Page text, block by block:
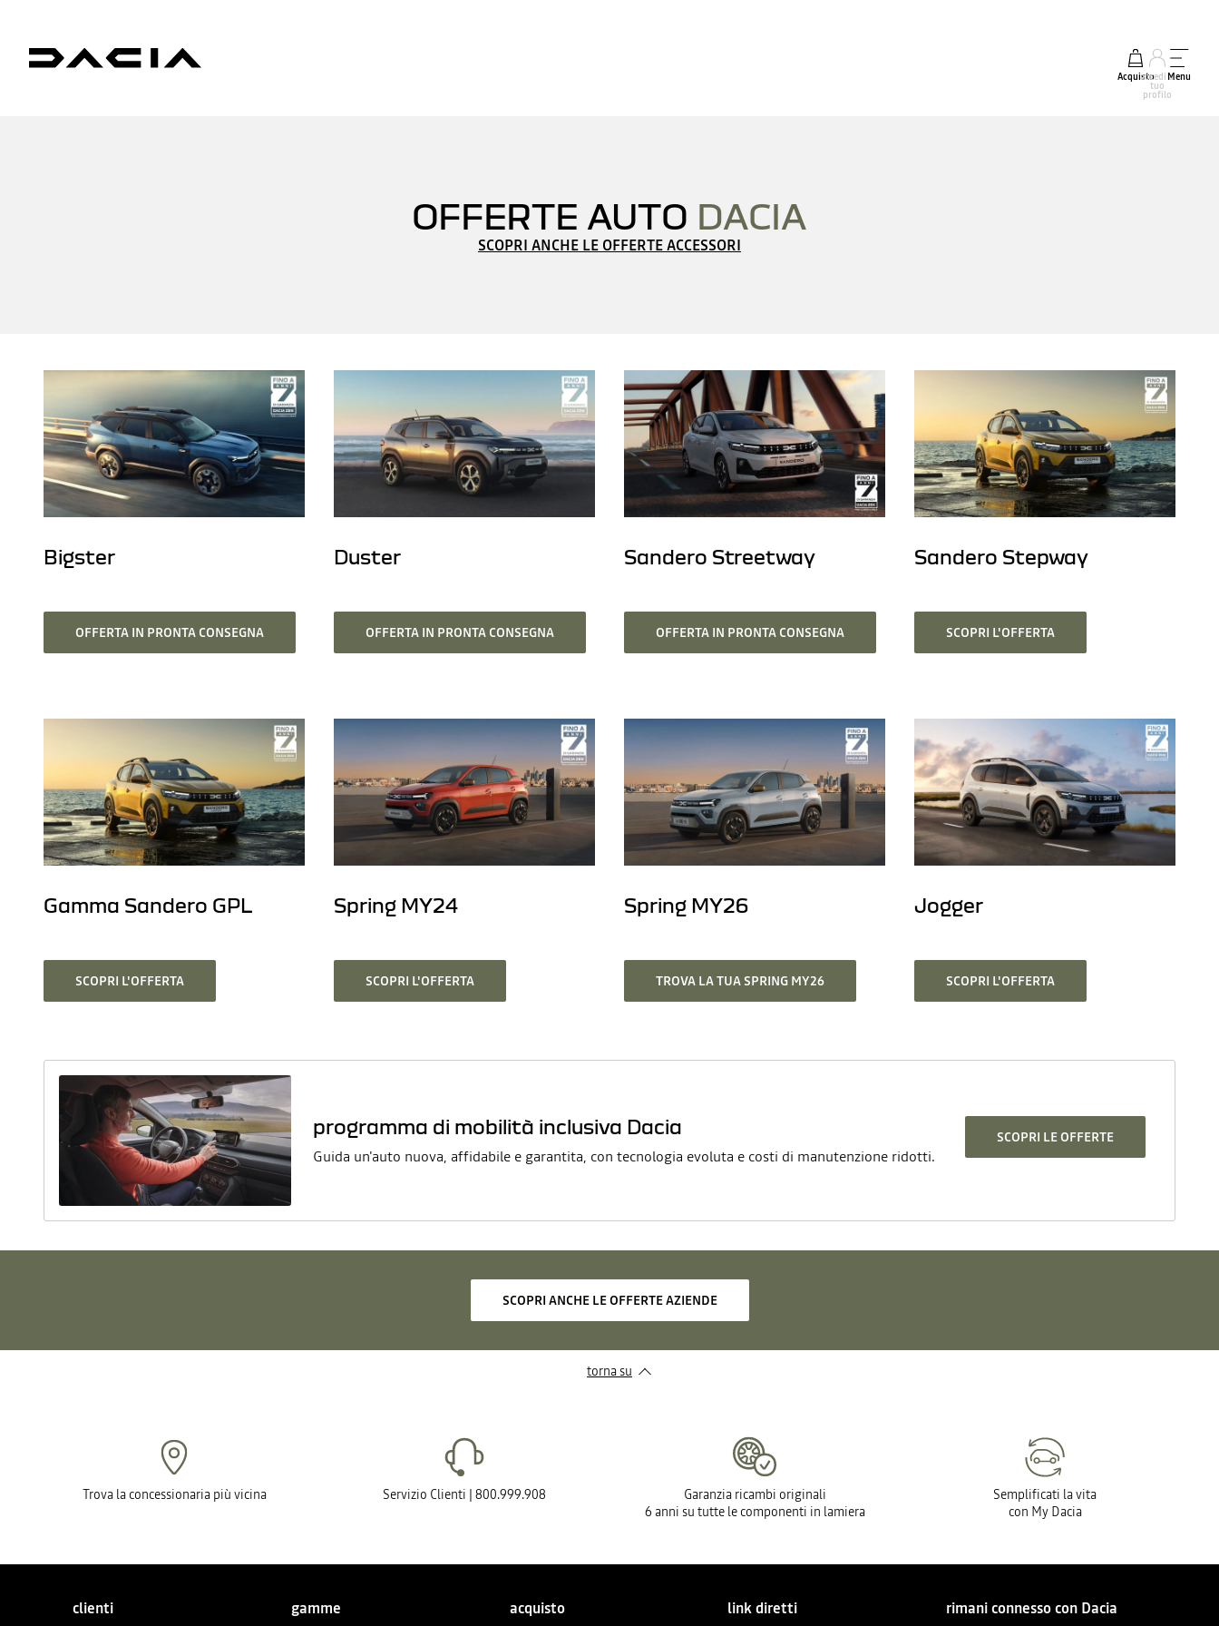
Acquistoaccedi al
tuo
profilo
Menu
OFFERTE AUTO DACIA
SCOPRI ANCHE LE OFFERTE ACCESSORI
Bigster
OFFERTA IN PRONTA CONSEGNA
Duster
OFFERTA IN PRONTA CONSEGNA
Sandero Streetway
OFFERTA IN PRONTA CONSEGNA
Sandero Stepway
SCOPRI L'OFFERTA
Gamma Sandero GPL
SCOPRI L'OFFERTA
Spring MY24
SCOPRI L'OFFERTA
Spring MY26
TROVA LA TUA SPRING MY26
Jogger
SCOPRI L'OFFERTA
programma di mobilità inclusiva Dacia
Guida un'auto nuova, affidabile e garantita, con tecnologia evoluta e costi di manutenzione ridotti.
SCOPRI LE OFFERTE
SCOPRI ANCHE LE OFFERTE AZIENDE
torna su
Trova la concessionaria più vicina Servizio Clienti | 800.999.908
Garanzia ricambi originali
6 anni su tutte le componenti in lamiera
Semplificati la vita
con My Dacia
clienti gamme acquisto link diretti rimani connesso con Dacia